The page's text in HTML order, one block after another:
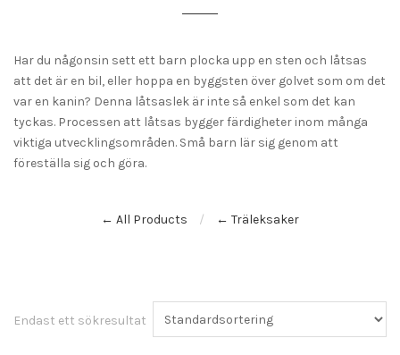
Har du någonsin sett ett barn plocka upp en sten och låtsas
att det är en bil, eller hoppa en byggsten över golvet som om det
var en kanin? Denna låtsaslek är inte så enkel som det kan
tyckas. Processen att låtsas bygger färdigheter inom många
viktiga utvecklingsområden. Små barn lär sig genom att
föreställa sig och göra.
← All Products ← Träleksaker
Endast ett sökresultat